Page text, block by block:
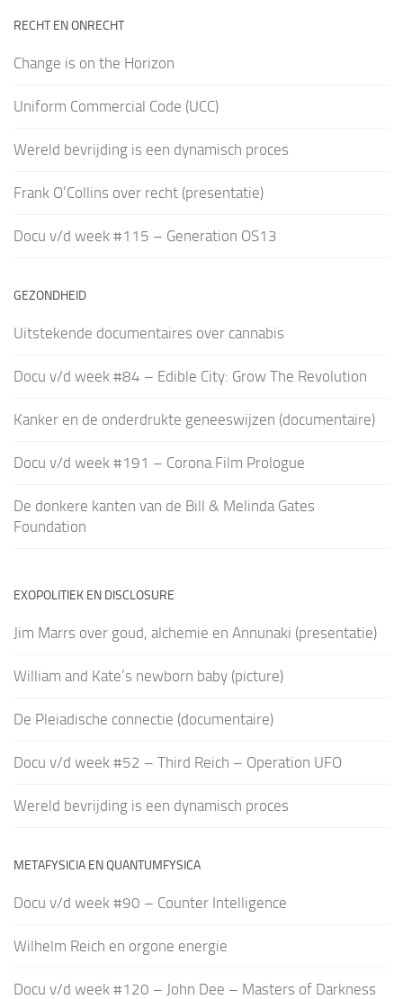
RECHT EN ONRECHT
Change is on the Horizon
Uniform Commercial Code (UCC)
Wereld bevrijding is een dynamisch proces
Frank O’Collins over recht (presentatie)
Docu v/d week #115 – Generation OS13
GEZONDHEID
Uitstekende documentaires over cannabis
Docu v/d week #84 – Edible City: Grow The Revolution
Kanker en de onderdrukte geneeswijzen (documentaire)
Docu v/d week #191 – Corona.Film Prologue
De donkere kanten van de Bill & Melinda Gates
Foundation
EXOPOLITIEK EN DISCLOSURE
Jim Marrs over goud, alchemie en Annunaki (presentatie)
William and Kate’s newborn baby (picture)
De Pleiadische connectie (documentaire)
Docu v/d week #52 – Third Reich – Operation UFO
Wereld bevrijding is een dynamisch proces
METAFYSICIA EN QUANTUMFYSICA
Docu v/d week #90 – Counter Intelligence
Wilhelm Reich en orgone energie
Docu v/d week #120 – John Dee – Masters of Darkness